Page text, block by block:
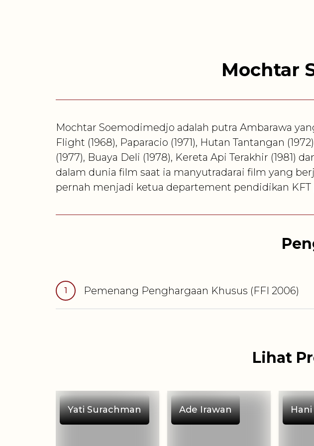
Mochtar
Mochtar Soemodimedjo adalah putra Ambarawa
Flight (1968), Paparacio (1971), Hutan Tantangan
(1977), Buaya Deli (1978), Kereta Api Terakhir (1981)
dalam dunia film saat ia manyutradarai film yang
pernah menjadi ketua departement pendidikan KFT
1 Pemenang Penghargaan Khusus (FFI 2006)
Lihat
Yati Surachman Ade Irawan Hani